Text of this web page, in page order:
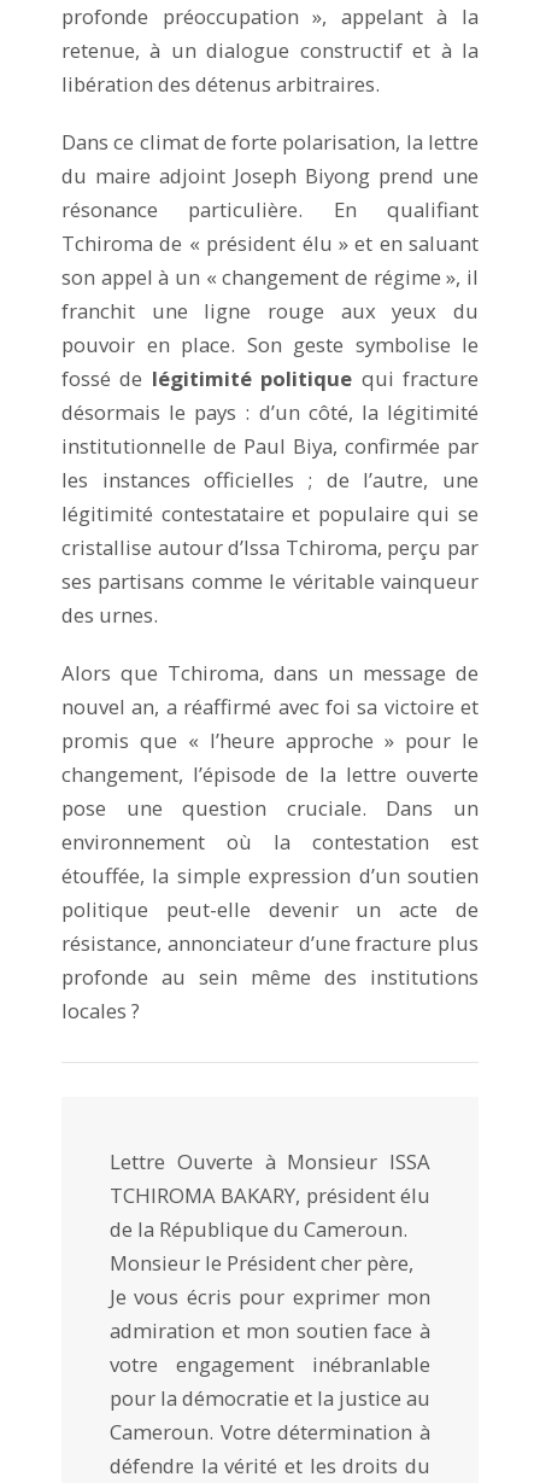
profonde préoccupation », appelant à la
retenue, à un dialogue constructif et à la
libération des détenus arbitraires.
Dans ce climat de forte polarisation, la lettre
du maire adjoint Joseph Biyong prend une
résonance particulière. En qualifiant
Tchiroma de « président élu » et en saluant
son appel à un « changement de régime », il
franchit une ligne rouge aux yeux du
pouvoir en place. Son geste symbolise le
fossé de légitimité politique qui fracture
désormais le pays : d’un côté, la légitimité
institutionnelle de Paul Biya, confirmée par
les instances officielles ; de l’autre, une
légitimité contestataire et populaire qui se
cristallise autour d’Issa Tchiroma, perçu par
ses partisans comme le véritable vainqueur
des urnes.
Alors que Tchiroma, dans un message de
nouvel an, a réaffirmé avec foi sa victoire et
promis que « l’heure approche » pour le
changement, l’épisode de la lettre ouverte
pose une question cruciale. Dans un
environnement où la contestation est
étouffée, la simple expression d’un soutien
politique peut-elle devenir un acte de
résistance, annonciateur d’une fracture plus
profonde au sein même des institutions
locales ?
Lettre Ouverte à Monsieur ISSA
TCHIROMA BAKARY, président élu
de la République du Cameroun.
Monsieur le Président cher père,
Je vous écris pour exprimer mon
admiration et mon soutien face à
votre engagement inébranlable
pour la démocratie et la justice au
Cameroun. Votre détermination à
défendre la vérité et les droits du